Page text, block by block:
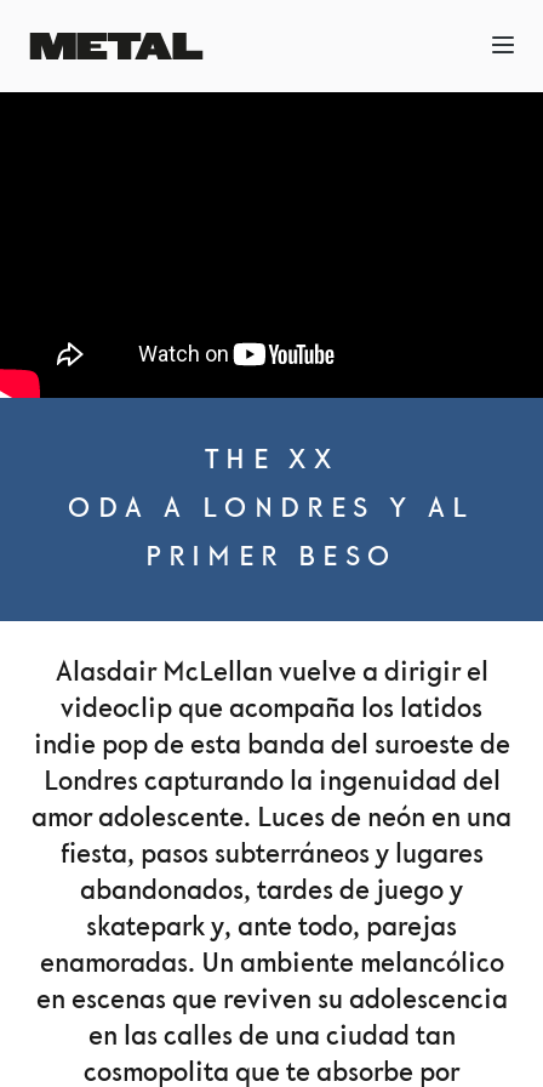
THE XX
ODA A LONDRES Y AL
PRIMER BESO
Alasdair McLellan vuelve a dirigir el
videoclip que acompaña los latidos
indie pop de esta banda del suroeste de
Londres capturando la ingenuidad del
amor adolescente. Luces de neón en una
fiesta, pasos subterráneos y lugares
abandonados, tardes de juego y
skatepark y, ante todo, parejas
enamoradas. Un ambiente melancólico
en escenas que reviven su adolescencia
en las calles de una ciudad tan
cosmopolita que te absorbe por